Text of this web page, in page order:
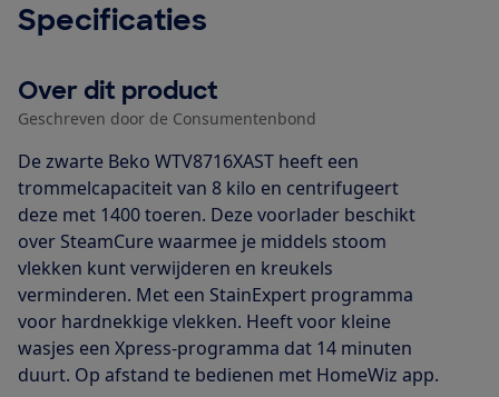
Specificaties
Over dit product
Geschreven door de Consumentenbond
De zwarte Beko WTV8716XAST heeft een
trommelcapaciteit van 8 kilo en centrifugeert
deze met 1400 toeren. Deze voorlader beschikt
over SteamCure waarmee je middels stoom
vlekken kunt verwijderen en kreukels
verminderen. Met een StainExpert programma
voor hardnekkige vlekken. Heeft voor kleine
wasjes een Xpress-programma dat 14 minuten
duurt. Op afstand te bedienen met HomeWiz app.